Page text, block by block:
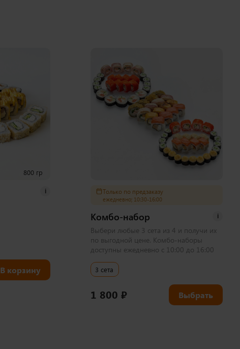
800 гр
i
В корзину
Только по предзаказу
ежедневно; 10:30-16:00
Комбо-набор i
Выбери любые 3 сета из 4 и получи их
по выгодной цене. Комбо-наборы
доступны ежедневно с 10:00 до 16:00
3 сета
1 800₽ Выбрать